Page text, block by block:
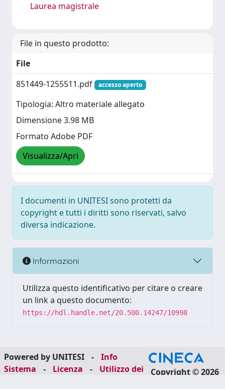
Laurea magistrale
File in questo prodotto:
File
851449-1255511.pdf
accesso aperto
Tipologia: Altro materiale allegato
Dimensione 3.98 MB
Formato Adobe PDF
Visualizza/Apri
I documenti in UNITESI sono protetti da
copyright e tutti i diritti sono riservati, salvo
diversa indicazione.
Informazioni
Utilizza questo identificativo per citare o creare
un link a questo documento:
https://hdl.handle.net/20.500.14247/10998
Powered by UNITESI -
Info
Sistema
- Licenza -
Utilizzo dei
Copyright © 2026